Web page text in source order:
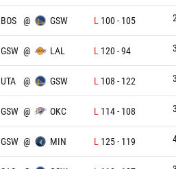
BOS @ GSW L 100- 105
GSW @ LAL L 120-94
UTA @ GSW L 108 - 122
GSW @ OKC L 114- 108
GSW @ MIN L 125- 119